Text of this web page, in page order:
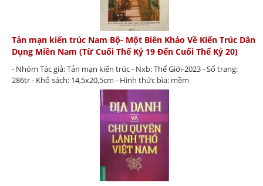
Tản mạn kiến trúc Nam Bộ- Một Biên Khảo Về Kiến Trúc Dân
Dụng Miền Nam (Từ Cuối Thế Kỷ 19 Đến Cuối Thế Kỷ 20)
- Nhóm Tác giả: Tản mạn kiến trúc - Nxb: Thế Giới-2023 - Số trang:
286tr - Khổ sách: 14,5x20,5cm - Hình thức bìa: mềm